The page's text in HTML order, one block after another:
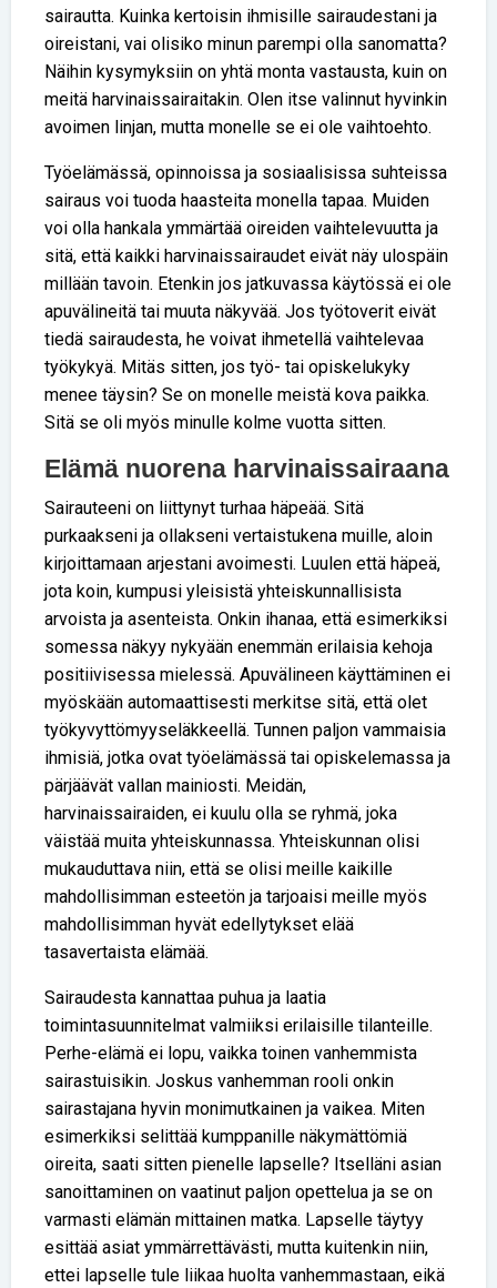
sairautta. Kuinka kertoisin ihmisille sairaudestani ja
oireistani, vai olisiko minun parempi olla sanomatta?
Näihin kysymyksiin on yhtä monta vastausta, kuin on
meitä harvinaissairaitakin. Olen itse valinnut hyvinkin
avoimen linjan, mutta monelle se ei ole vaihtoehto.
Työelämässä, opinnoissa ja sosiaalisissa suhteissa
sairaus voi tuoda haasteita monella tapaa. Muiden
voi olla hankala ymmärtää oireiden vaihtelevuutta ja
sitä, että kaikki harvinaissairaudet eivät näy ulospäin
millään tavoin. Etenkin jos jatkuvassa käytössä ei ole
apuvälineitä tai muuta näkyvää. Jos työtoverit eivät
tiedä sairaudesta, he voivat ihmetellä vaihtelevaa
työkykyä. Mitäs sitten, jos työ- tai opiskelukyky
menee täysin? Se on monelle meistä kova paikka.
Sitä se oli myös minulle kolme vuotta sitten.
Elämä nuorena harvinaissairaana
Sairauteeni on liittynyt turhaa häpeää. Sitä
purkaakseni ja ollakseni vertaistukena muille, aloin
kirjoittamaan arjestani avoimesti. Luulen että häpeä,
jota koin, kumpusi yleisistä yhteiskunnallisista
arvoista ja asenteista. Onkin ihanaa, että esimerkiksi
somessa näkyy nykyään enemmän erilaisia kehoja
positiivisessa mielessä. Apuvälineen käyttäminen ei
myöskään automaattisesti merkitse sitä, että olet
työkyvyttömyyseläkkeellä. Tunnen paljon vammaisia
ihmisiä, jotka ovat työelämässä tai opiskelemassa ja
pärjäävät vallan mainiosti. Meidän,
harvinaissairaiden, ei kuulu olla se ryhmä, joka
väistää muita yhteiskunnassa. Yhteiskunnan olisi
mukauduttava niin, että se olisi meille kaikille
mahdollisimman esteetön ja tarjoaisi meille myös
mahdollisimman hyvät edellytykset elää
tasavertaista elämää.
Sairaudesta kannattaa puhua ja laatia
toimintasuunnitelmat valmiiksi erilaisille tilanteille.
Perhe-elämä ei lopu, vaikka toinen vanhemmista
sairastuisikin. Joskus vanhemman rooli onkin
sairastajana hyvin monimutkainen ja vaikea. Miten
esimerkiksi selittää kumppanille näkymättömiä
oireita, saati sitten pienelle lapselle? Itselläni asian
sanoittaminen on vaatinut paljon opettelua ja se on
varmasti elämän mittainen matka. Lapselle täytyy
esittää asiat ymmärrettävästi, mutta kuitenkin niin,
ettei lapselle tule liikaa huolta vanhemmastaan, eikä